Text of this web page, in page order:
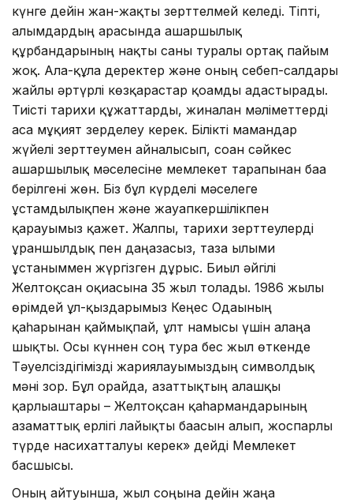
күнге дейін жан-жақты зерттелмей келеді. Тіпті,
ғалымдардың арасында ашаршылық
құрбандарының нақты саны туралы ортақ пайым
жоқ. Ала-құла деректер және оның себеп-салдары
жайлы әртүрлі көзқарастар қоғамды адастырады.
Тиісті тарихи құжаттарды, жиналған мәліметтерді
аса мұқият зерделеу керек. Білікті мамандар
жүйелі зерттеумен айналысып, соған сәйкес
ашаршылық мәселесіне мемлекет тарапынан баға
берілгені жөн. Біз бұл күрделі мәселеге
ұстамдылықпен және жауапкершілікпен
қарауымыз қажет. Жалпы, тарихи зерттеулерді
ұраншылдық пен даңғазасыз, таза ғылыми
ұстаныммен жүргізген дұрыс. Биыл әйгілі
Желтоқсан оқиғасына 35 жыл толады. 1986 жылы
өрімдей ұл-қыздарымыз Кеңес Одағының
қаһарынан қаймықпай, ұлт намысы үшін алаңға
шықты. Осы күннен соң тура бес жыл өткенде
Тәуелсіздігімізді жариялауымыздың символдық
мәні зор. Бұл орайда, азаттықтың алғашқы
қарлығаштары – Желтоқсан қаһармандарының
азаматтық ерлігі лайықты бағасын алып, жоспарлы
түрде насихатталуы керек» дейді Мемлекет
басшысы.
Оның айтуынша, жыл соңына дейін жаңа